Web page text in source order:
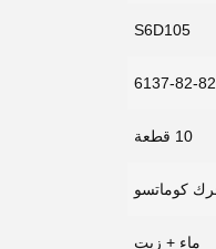
S6D105
10 قطعة
كوماتسو
ماء + زيت